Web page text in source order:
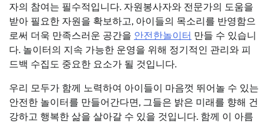
자의 참여는 필수적입니다. 자원봉사자와 전문가의 도움을
받아 필요한 자원을 확보하고, 아이들의 목소리를 반영함으
로써 더욱 만족스러운 공간을 안전한놀이터 만들 수 있습니
다. 놀이터의 지속 가능한 운영을 위해 정기적인 관리와 피
드백 수집도 중요한 요소가 될 것입니다.
우리 모두가 함께 노력하여 아이들이 마음껏 뛰어놀 수 있는
안전한 놀이터를 만들어간다면, 그들은 밝은 미래를 향해 건
강하고 행복한 삶을 살아갈 수 있을 것입니다. 함께 이 아름